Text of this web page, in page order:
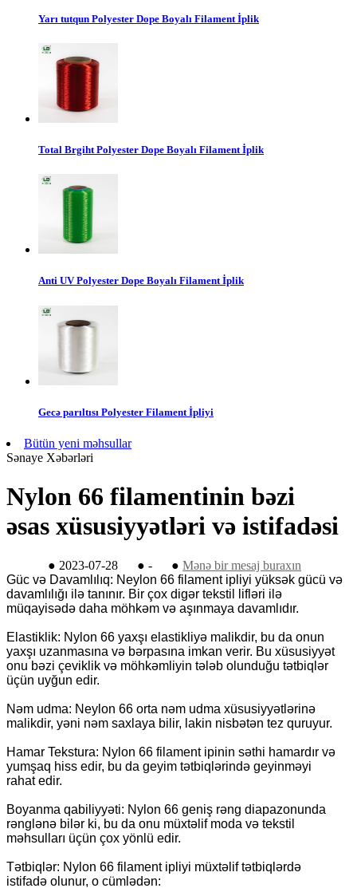
Yarı tutqun Polyester Dope Boyalı Filament İplik
Total Brgiht Polyester Dope Boyalı Filament İplik
Anti UV Polyester Dope Boyalı Filament İplik
Gecə parıltısı Polyester Filament İpliyi
Bütün yeni məhsullar
Sənaye Xəbərləri
Nylon 66 filamentinin bəzi
əsas xüsusiyyətləri və istifadəsi
● 2023-07-28 ● - ● Mənə bir mesaj buraxın
Güc və Davamlılıq: Neylon 66 filament ipliyi yüksək gücü və
davamlılığı ilə tanınır. Bir çox digər tekstil lifləri ilə
müqayisədə daha möhkəm və aşınmaya davamlıdır.
Elastiklik: Nylon 66 yaxşı elastikliyə malikdir, bu da onun
yaxşı uzanmasına və bərpasına imkan verir. Bu xüsusiyyət
onu bəzi çeviklik və möhkəmliyin tələb olunduğu tətbiqlər
üçün uyğun edir.
Nəm udma: Neylon 66 orta nəm udma xüsusiyyətlərinə
malikdir, yəni nəm saxlaya bilir, lakin nisbətən tez quruyur.
Hamar Tekstura: Nylon 66 filament ipinin səthi hamardır və
yumşaq hiss edir, bu da geyim tətbiqlərində geyinməyi
rahat edir.
Boyanma qabiliyyəti: Nylon 66 geniş rəng diapazonunda
rənglənə bilər ki, bu da onu müxtəlif moda və tekstil
məhsulları üçün çox yönlü edir.
Tətbiqlər: Nylon 66 filament ipliyi müxtəlif tətbiqlərdə
istifadə olunur, o cümlədən: